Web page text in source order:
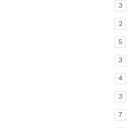
3
2
5
3
4
3
7